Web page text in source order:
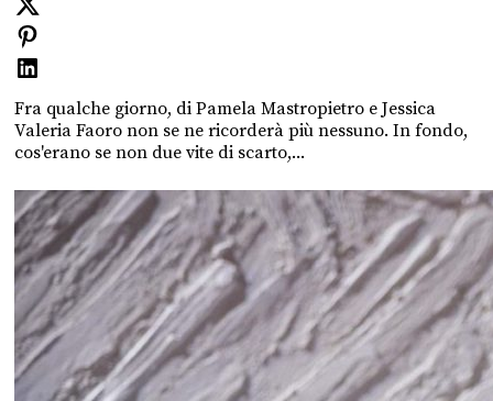
Fra qualche giorno, di Pamela Mastropietro e Jessica
Valeria Faoro non se ne ricorderà più nessuno. In fondo,
cos'erano se non due vite di scarto,...